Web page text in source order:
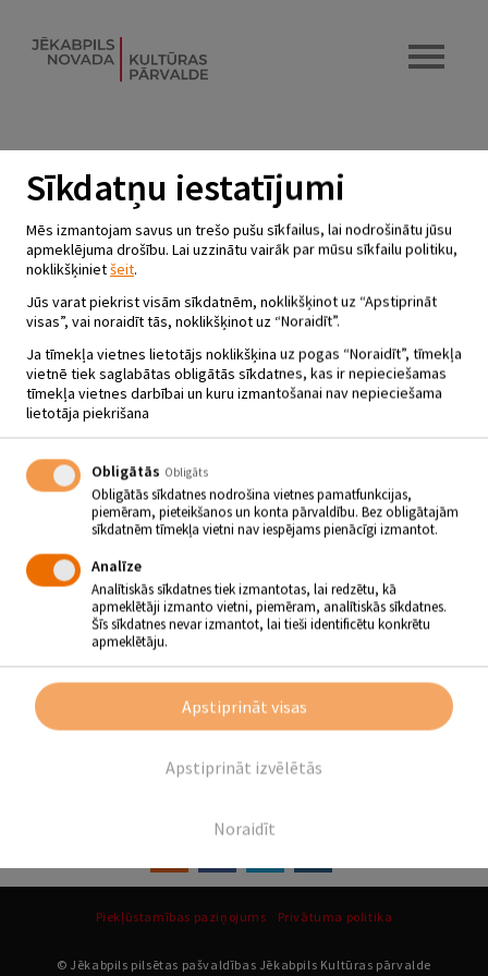
JĒKABPILS SPORTA CENTRA
BALVAS PASNIEGŠANA
12.12.2018 - plkst.18.00
Jēkabpils Tautas nams
Ieeja ar ielūgumiem.
SEKO MUMS
Piekļūstamības paziņojums Privātuma politika
© Jēkabpils pilsētas pašvaldības Jēkabpils Kultūras pārvalde
Sīkdatņu iestatījumi
Mēs izmantojam savus un trešo pušu sīkfailus, lai nodrošinātu jūsu
apmeklējuma drošību. Lai uzzinātu vairāk par mūsu sīkfailu politiku,
noklikšķinietšeit.
Jūs varat piekrist visām sīkdatnēm, noklikšķinot uz “Apstiprināt
visas”, vai noraidīt tās, noklikšķinot uz “Noraidīt”.
Ja tīmekļa vietnes lietotājs noklikšķina uz pogas “Noraidīt”, tīmekļa
vietnē tiek saglabātas obligātās sīkdatnes, kas ir nepieciešamas
tīmekļa vietnes darbībai un kuru izmantošanai nav nepieciešama
lietotāja piekrišana
Obligātās Obligāts
Obligātās sīkdatnes nodrošina vietnes pamatfunkcijas,
piemēram, pieteikšanos un konta pārvaldību. Bez obligātajām
sīkdatnēm tīmekļa vietni nav iespējams pienācīgi izmantot.
Analīze
Analītiskās sīkdatnes tiek izmantotas, lai redzētu, kā
apmeklētāji izmanto vietni, piemēram, analītiskās sīkdatnes.
Šīs sīkdatnes nevar izmantot, lai tieši identificētu konkrētu
apmeklētāju.
Noraidīt
Apstiprināt izvēlētās
Apstiprināt visas